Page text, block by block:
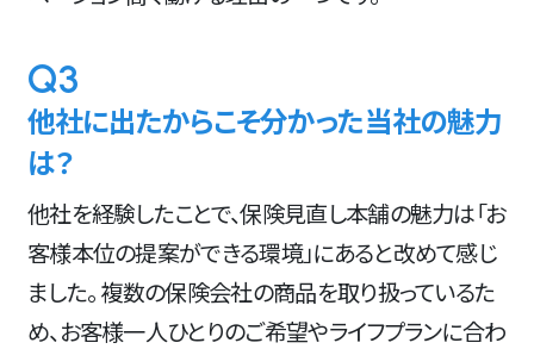
Q3
他社に出たからこそ分かった当社の魅力
は？
他社を経験したことで、保険見直し本舗の魅力は「お
客様本位の提案ができる環境」にあると改めて感じ
ました。 複数の保険会社の商品を取り扱っているた
め、お客様一人ひとりのご希望やライフプランに合わ